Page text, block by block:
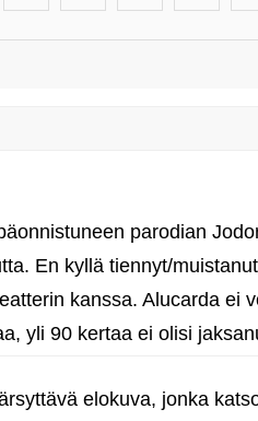
parodian
En kyllä tiennyt/
kanssa. Alucarda ei
yli 90 kertaa ei olisi
elokuva, jonka